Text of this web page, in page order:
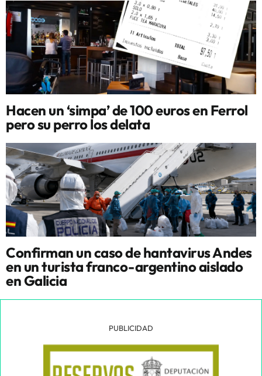
Hacen un ‘simpa’ de 100 euros en Ferrol
pero su perro los delata
Confirman un caso de hantavirus Andes
en un turista franco-argentino aislado
en Galicia
PUBLICIDAD